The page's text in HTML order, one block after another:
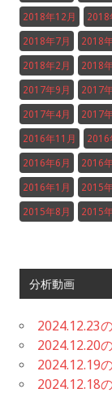
2018年12月 2018
2018年7月 2018
2018年2月 2018
2017年9月 2017
2017年4月 2017
2016年11月 2016
2016年6月 2016
2016年1月 2015
2015年8月 2015
分析動画
2024.12.23
2024.12.20
2024.12.19
2024.12.18